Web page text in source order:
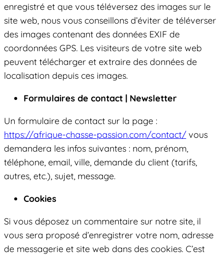
enregistré et que vous téléversez des images sur le
site web, nous vous conseillons d’éviter de téléverser
des images contenant des données EXIF de
coordonnées GPS. Les visiteurs de votre site web
peuvent télécharger et extraire des données de
localisation depuis ces images.
Formulaires de contact | Newsletter
Un formulaire de contact sur la page :
https://afrique-chasse-passion.com/contact/ vous
demandera les infos suivantes : nom, prénom,
téléphone, email, ville, demande du client (tarifs,
autres, etc.), sujet, message.
Cookies
Si vous déposez un commentaire sur notre site, il
vous sera proposé d’enregistrer votre nom, adresse
de messagerie et site web dans des cookies. C’est